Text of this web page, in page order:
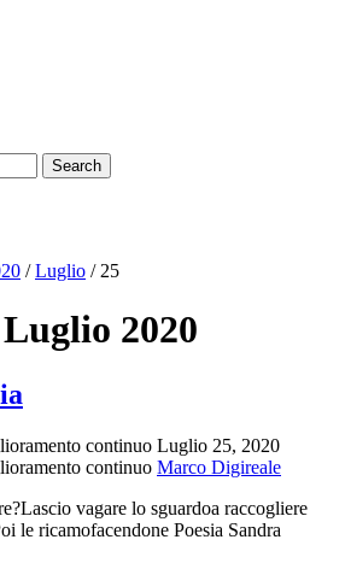
Search
/Luglio / 25
2020
continuo Luglio 25, 2020
continuo Marco Digireale
vagare lo sguardoa raccogliere
le ricamofacendone Poesia Sandra